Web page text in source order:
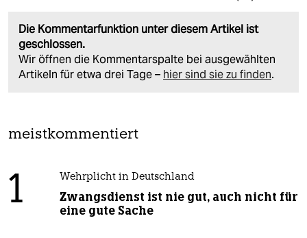
Die Kommentarfunktion unter diesem Artikel ist
geschlossen.
Wir öffnen die Kommentarspalte bei ausgewählten
Artikeln für etwa drei Tage – hier sind sie zu finden.
meistkommentiert
1 Wehrplicht in Deutschland
Zwangsdienst ist nie gut, auch nicht für
eine gute Sache